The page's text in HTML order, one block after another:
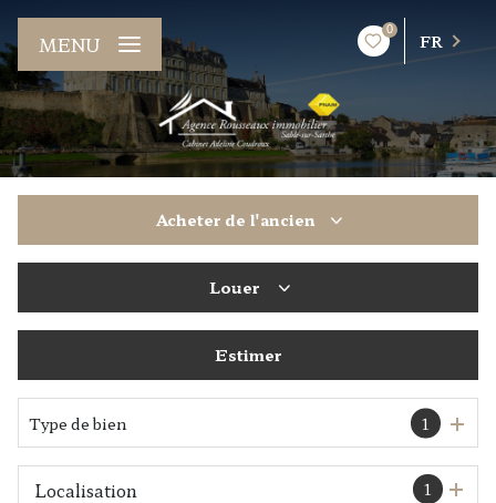
0
FR
MENU
Acheter de l'ancien
Louer
De l'immo pro
Estimer
Type de bien 1
1
Localisation